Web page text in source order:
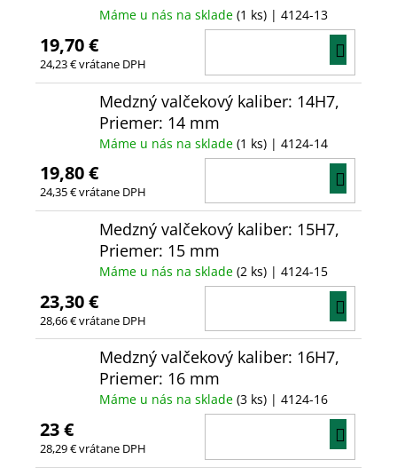
Máme u nás na sklade (1 ks) | 4124-13
19,70 €
24,23 € vrátane DPH
Medzný valčekový kaliber: 14H7,
Priemer: 14 mm
Máme u nás na sklade (1 ks) | 4124-14
19,80 €
24,35 € vrátane DPH
Medzný valčekový kaliber: 15H7,
Priemer: 15 mm
Máme u nás na sklade (2 ks) | 4124-15
23,30 €
28,66 € vrátane DPH
Medzný valčekový kaliber: 16H7,
Priemer: 16 mm
Máme u nás na sklade (3 ks) | 4124-16
23 €
28,29 € vrátane DPH